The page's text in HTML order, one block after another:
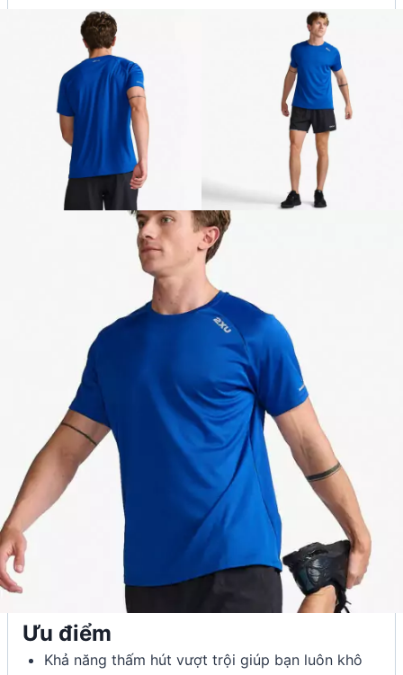
Ưu điểm
Khả năng thấm hút vượt trội giúp bạn luôn khô